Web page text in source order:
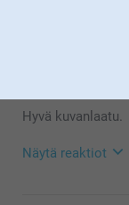
Suuret
toivon että
Kirsi
Hyvä kuvanlaatu.
Näytä reaktiot